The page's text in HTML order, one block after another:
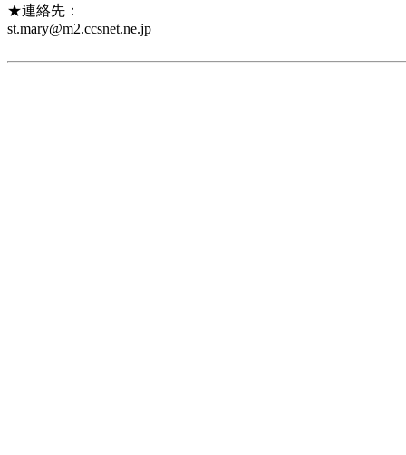
★連絡先：
st.mary@m2.ccsnet.ne.jp